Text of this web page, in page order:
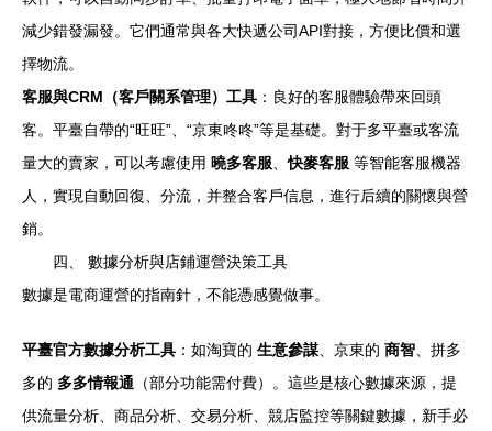
減少錯發漏發。它們通常與各大快遞公司API對接，方便比價和選
擇物流。
客服與CRM（客戶關系管理）工具 ：良好的客服體驗帶來回頭
客。平臺自帶的“旺旺”、“京東咚咚”等是基礎。對于多平臺或客流
量大的賣家，可以考慮使用 曉多客服 、快麥客服 等智能客服機器
人，實現自動回復、分流，并整合客戶信息，進行后續的關懷與營
銷。
四、 數據分析與店鋪運營決策工具
數據是電商運營的指南針，不能憑感覺做事。
平臺官方數據分析工具 ：如淘寶的 生意參謀 、京東的 商智 、拼多
多的 多多情報通 （部分功能需付費）。這些是核心數據來源，提
供流量分析、商品分析、交易分析、競店監控等關鍵數據，新手必